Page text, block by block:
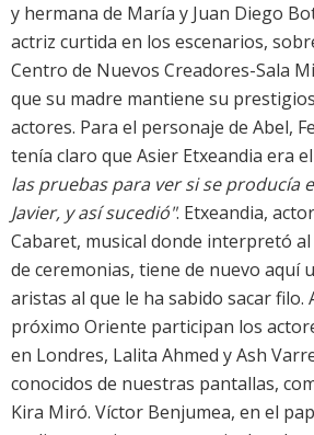
y hermana de María y Juan Diego
actriz curtida en los escenarios,
Centro de Nuevos Creadores-Sala
que su madre mantiene su
actores. Para el personaje de Abel,
tenía claro que Asier Etxeandia era
las pruebas para ver si se producía
Javier, y así sucedió". Etxeandia,
Cabaret, musical donde interpretó
de ceremonias, tiene de nuevo aquí
aristas al que le ha sabido sacar filo.
próximo Oriente participan los
en Londres, Lalita Ahmed y Ash
conocidos de nuestras pantallas,
Kira Miró. Víctor Benjumea, en el